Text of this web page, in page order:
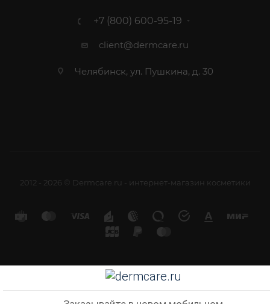
+7 (800) 600-95-19
client@dermcare.ru
Челябинск, ул. Пушкина, д. 30
2012 - 2026 © Dermcare.ru - интернет-магазин косметики